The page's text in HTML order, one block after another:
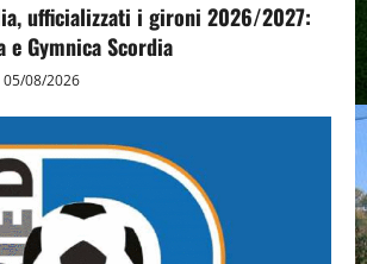
ufficializzati i gironi 2026/2027:
e Gymnica Scordia
05/08/2026